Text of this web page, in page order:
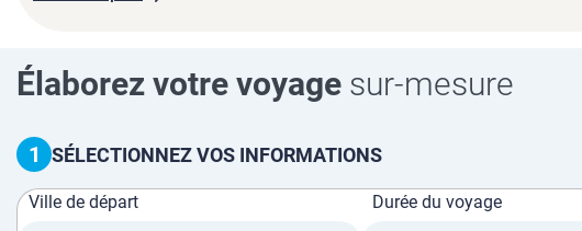
Élaborez votre voyage sur-mesure
1 SÉLECTIONNEZ VOS INFORMATIONS
Ville de départ Durée du voyage